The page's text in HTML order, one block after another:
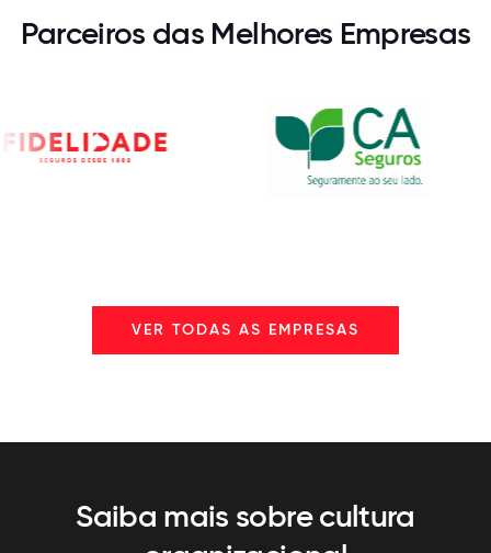
Parceiros das Melhores Empresas
VER TODAS AS EMPRESAS
Saiba mais sobre cultura